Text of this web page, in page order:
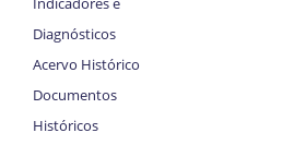
Diagnósticos
Acervo Histórico
Documentos
Históricos